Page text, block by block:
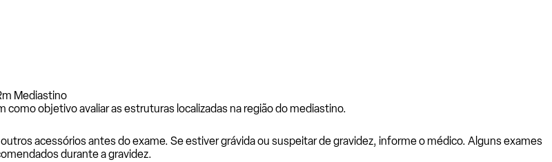
Mediastino
objetivo avaliar as estruturas localizadas na região do mediastino.
acessórios antes do exame. Se estiver grávida ou suspeitar de gravidez, informe o médico. Alguns exames
durante a gravidez.